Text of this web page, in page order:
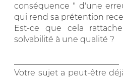
conséquence " d'une
qui rend sa prétention
Est-ce que cela
solvabilité à une qualité ?
Votre sujet a peut-être